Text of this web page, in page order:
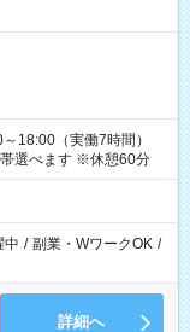
18:00（実働7時間）
選べます ※休憩60分
中 / 副業・WワークOK /
詳細へ